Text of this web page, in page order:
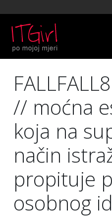
// moćna
koja na
način
propituje
osobnog